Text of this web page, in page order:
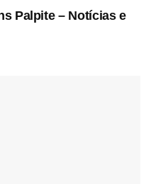
Palpite – Notícias e